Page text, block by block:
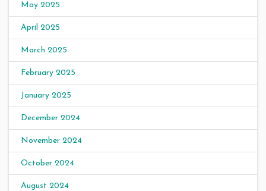
May 2025
April 2025
March 2025
February 2025
January 2025
December 2024
November 2024
October 2024
August 2024